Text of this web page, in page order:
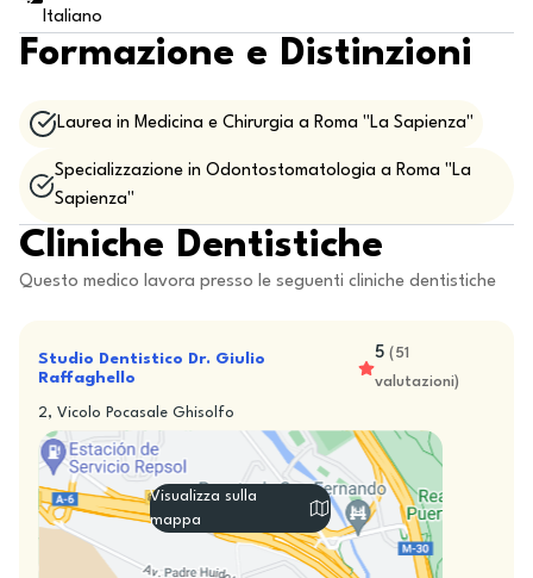
Italiano
Formazione e Distinzioni
Laurea in Medicina e Chirurgia a Roma "La Sapienza"
Specializzazione in Odontostomatologia a Roma "La
Sapienza"
Cliniche Dentistiche
Questo medico lavora presso le seguenti cliniche dentistiche
Studio Dentistico Dr. Giulio
Raffaghello
5 (51
valutazioni)
2, Vicolo Pocasale Ghisolfo
Visualizza sulla
mappa